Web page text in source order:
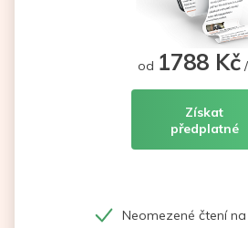
od 1788 Kč
Získat
předplatné
Neomezené čtení